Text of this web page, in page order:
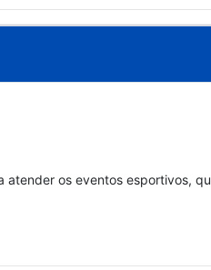
os eventos esportivos,